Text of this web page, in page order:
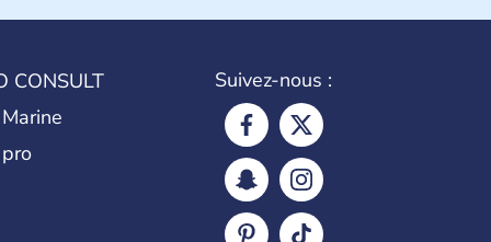
CONSULT
Suivez-nous :